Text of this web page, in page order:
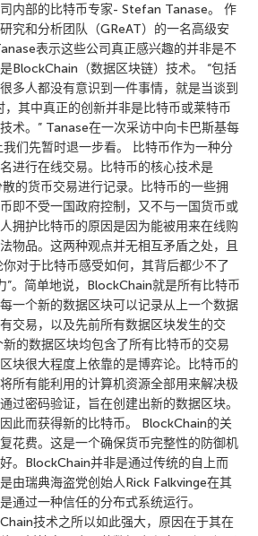
内部的比特币专家- Stefan Tanase。 作
究和分析团队（GReAT）的一名高级安
表示这些公司真正感兴趣的并非是不
BlockChain（数据区块链）技术。 “包括
多人都没有意识到一件事情，就是当谈到
，其中真正的创新并非是比特币或莱特币
术。” Tanase在一次采访中向卡巴斯基每
们先暂时退一步看。 比特币作为一种分
进行在线交易。比特币的核心技术是
的货币交易进行记录。比特币的一些拥
即不受一国政府控制，又不与一国货币或
拥护比特币的原因是因为能被用来在线购
物品。这两种观点并无相互矛盾之处，且
对于比特币感受如何，其背后都少不了
”。简单地说，BlockChain就是所有比特币
一个新的数据区块可以记录从上一个数据
交易，以及先前所有数据区块发生的交
的数据区块均包含了所有比特币的交易
块很大程度上依靠的是博弈论。比特币的
所有能利用的计算机资源全部用来解决极
过密码验证，旨在创建出新的数据区块。
此而获得新的比特币。 BlockChain的关
花费。这是一个确保货币完整性的防御机
。BlockChain并非是通过传统的自上而
由瑞典海盗党创始人Rick Falkvinge在其
通过一种信任的分布式系统运行。
技术之所以如此强大，原因在于其在